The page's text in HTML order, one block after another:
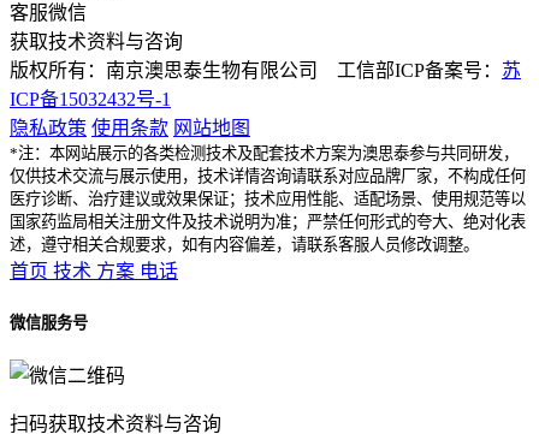
客服微信
获取技术资料与咨询
版权所有：南京澳思泰生物有限公司 工信部ICP备案号： 苏
ICP备15032432号-1
隐私政策 使用条款 网站地图
*注：本网站展示的各类检测技术及配套技术方案为澳思泰参与共同研发，
仅供技术交流与展示使用，技术详情咨询请联系对应品牌厂家，不构成任何
医疗诊断、治疗建议或效果保证；技术应用性能、适配场景、使用规范等以
国家药监局相关注册文件及技术说明为准；严禁任何形式的夸大、绝对化表
述，遵守相关合规要求，如有内容偏差，请联系客服人员修改调整。
首页 技术 方案 电话
微信服务号
扫码获取技术资料与咨询